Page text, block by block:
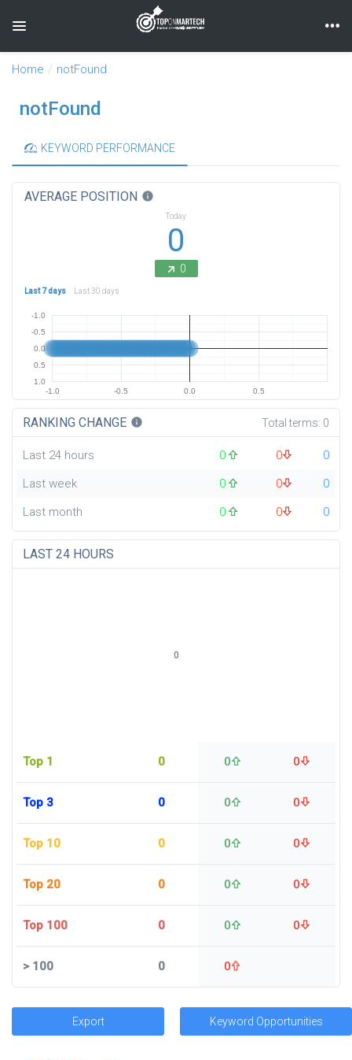
Toggle navigation
Home notFound
notFound
KEYWORD PERFORMANCE
AVERAGE POSITION info
Today
0
0
Last 7 days Last 30 days
-1.0 -0.5 0.0 0.5
-1.0
-0.5
0.0
0.5
1.0
RANKING CHANGE info Total terms: 0
Last 24 hours 0 0
0
Last week
0 0
0
Last month
0 0 0
LAST 24 HOURS
Top 1 0 0 0
Top 3 0 0 0
Top 10 0 0 0
Top 20 0 0 0
Top 100 0 0 0
>100 0 0
0
Export Keyword Opportunities